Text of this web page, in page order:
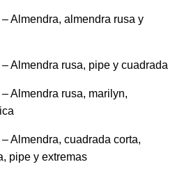
– Almendra, almendra rusa y
– Almendra rusa, pipe y cuadrada
– Almendra rusa, marilyn,
– Almendra, cuadrada corta,
pipe y extremas